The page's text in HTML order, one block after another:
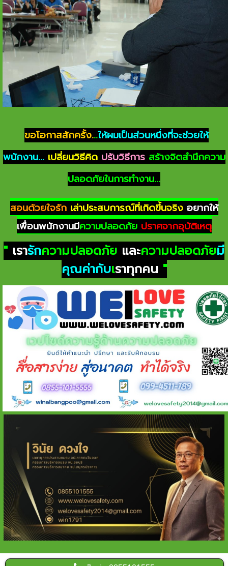
ขอโอกาสสักครั้ง...ให้ผมเป็นส่วนหนึ่งที่จะช่วยให้
พนักงาน... เปลี่ยนวิธีคิด ปรับวิธีการสร้างจิตสำนึกความ
ปลอดภัยในการทำงาน...
สอนด้วยใจรัก เล่าประสบการณ์ที่เกิดขึ้นจริง อยากให้
เพื่อนพนักงานมีความปลอดภัย ปราศจากอุบัติเหตุ
" เรารักความปลอดภัย และความปลอดภัยมี
คุณค่ากับเราทุกคน "